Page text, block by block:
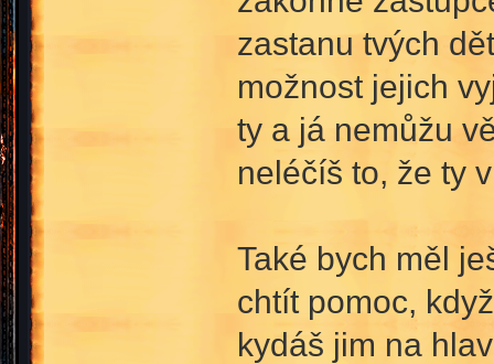
zastanu tvých
možnost jejich
ty a já nemůžu
neléčíš to, že ty
Také bych měl
chtít pomoc,
kydáš jim na